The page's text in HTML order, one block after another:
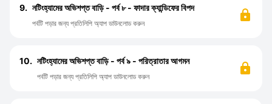
9. নটিংহ্যামের অভিশপ্ত বাড়ি - পর্ব ৮ - ফাদার ক্যান্ডিফের বিপদ
পর্বটি পড়ার জন্য প্রতিলিপি অ্যাপ ডাউনলোড করুন
10. নটিংহ্যামের অভিশপ্ত বাড়ি - পর্ব ৯ - পরিত্রাতার আগমন
পর্বটি পড়ার জন্য প্রতিলিপি অ্যাপ ডাউনলোড করুন